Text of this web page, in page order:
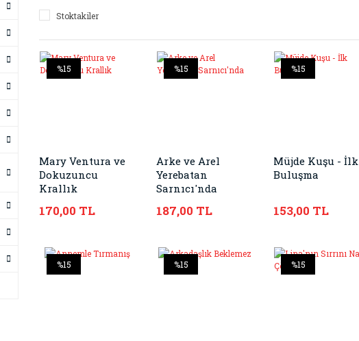
Stoktakiler
%15
Mary Ventura ve
Dokuzuncu
Krallık
170,00 TL
%15
Arke ve Arel
Yerebatan
Sarnıcı'nda
187,00 TL
%15
Müjde Kuşu - İlk
Buluşma
153,00 TL
%15 %15 %15